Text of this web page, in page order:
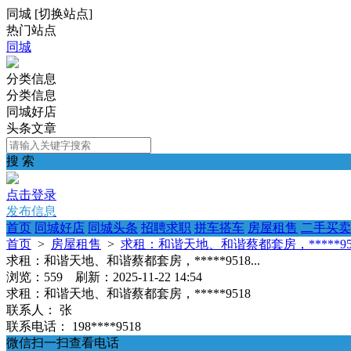
同城 [切换站点]
热门站点
同城
分类信息
分类信息
同城好店
头条文章
搜 索
点击登录
发布信息
首页 同城好店 同城头条 招聘求职 拼车搭车 房屋租售 二手买卖
首页 > 房屋租售 > 求租：和谐天地、和谐蔡都套房，
求租：和谐天地、和谐蔡都套房，*****9518...
浏览：559 刷新：2025-11-22 14:54
求租：和谐天地、和谐蔡都套房，*****9518
联系人：
张
联系电话：
198****9518
微信扫一扫查看电话